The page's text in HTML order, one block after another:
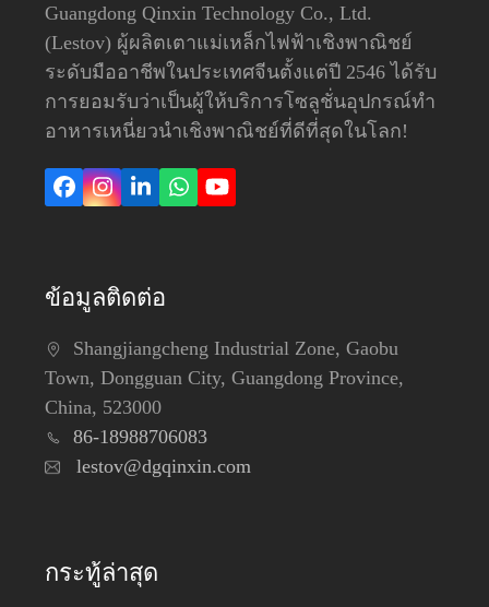
Guangdong Qinxin Technology Co., Ltd.
(Lestov) ผู้ผลิตเตาแม่เหล็กไฟฟ้าเชิงพาณิชย์
ระดับมืออาชีพในประเทศจีนตั้งแต่ปี 2546 ได้รับ
การยอมรับว่าเป็นผู้ให้บริการโซลูชั่นอุปกรณ์ทำ
อาหารเหนี่ยวนำเชิงพาณิชย์ที่ดีที่สุดในโลก!
Facebook
Instagram
LinkedIn
วอ
YouTube
ข้อมูลติดต่อ
Shangjiangcheng Industrial Zone, Gaobu
Town, Dongguan City, Guangdong Province,
China, 523000
86-18988706083
lestov@dgqinxin.com
กระทู้ล่าสุด